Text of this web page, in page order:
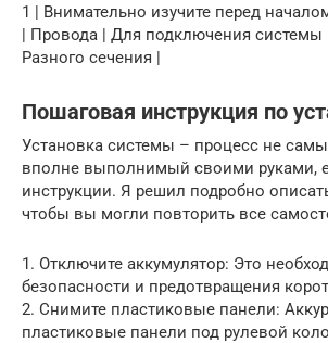
1 | Внимательно изучите перед
| Провода | Для подключения системы
Разного сечения |
Пошаговая инструкция по
Установка системы – процесс не
вполне выполнимый своими руками,
инструкции. Я решил подробно
чтобы вы могли повторить все
1. Отключите аккумулятор: Это
безопасности и предотвращения
2. Снимите пластиковые панели:
пластиковые панели под рулевой